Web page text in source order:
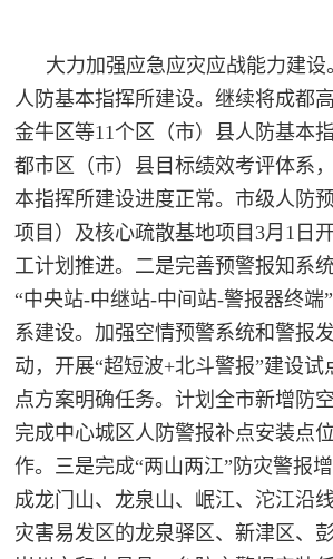
大力加强应急应灾应战能力建设
人防基本指挥所建设。继续将成都
金牛区等11个区（市）县人防基本
都市区（市）县目标绩效考评体系
本指挥所建设进度正常。市级人防
项目）及核心疏散基地项目3月1日
工计划推进。二是完善预警报知系
“中央站-中继站-中间站-警报器终端
系建设。加强空情预警系统和警报
动，开展“超短波+北斗警报”建设试
点方案明确任务。计划全市新增防空
完成中心城区人防警报补点安装点
作。三是完成“两山两江”防灾警报
成龙门山、龙泉山、岷江、沱江沿
灾害易发区的龙泉驿区、新津区、